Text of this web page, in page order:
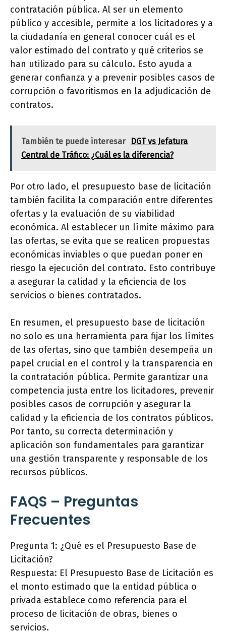
contratación pública. Al ser un elemento
público y accesible, permite a los licitadores y a
la ciudadanía en general conocer cuál es el
valor estimado del contrato y qué criterios se
han utilizado para su cálculo. Esto ayuda a
generar confianza y a prevenir posibles casos de
corrupción o favoritismos en la adjudicación de
contratos.
También te puede interesar
DGT vs Jefatura
Central de Tráfico: ¿Cuál es la diferencia?
Por otro lado, el presupuesto base de licitación
también facilita la comparación entre diferentes
ofertas y la evaluación de su viabilidad
económica. Al establecer un límite máximo para
las ofertas, se evita que se realicen propuestas
económicas inviables o que puedan poner en
riesgo la ejecución del contrato. Esto contribuye
a asegurar la calidad y la eficiencia de los
servicios o bienes contratados.
En resumen, el presupuesto base de licitación
no solo es una herramienta para fijar los límites
de las ofertas, sino que también desempeña un
papel crucial en el control y la transparencia en
la contratación pública. Permite garantizar una
competencia justa entre los licitadores, prevenir
posibles casos de corrupción y asegurar la
calidad y la eficiencia de los contratos públicos.
Por tanto, su correcta determinación y
aplicación son fundamentales para garantizar
una gestión transparente y responsable de los
recursos públicos.
FAQS – Preguntas
Frecuentes
Pregunta 1: ¿Qué es el Presupuesto Base de
Licitación?
Respuesta: El Presupuesto Base de Licitación es
el monto estimado que la entidad pública o
privada establece como referencia para el
proceso de licitación de obras, bienes o
servicios.